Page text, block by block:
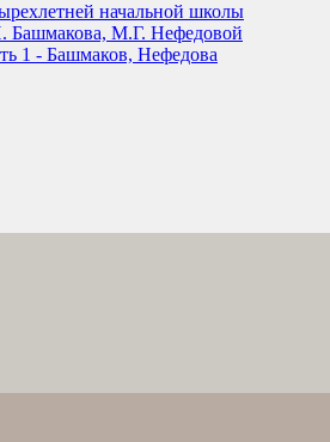
начальной школы
Башмакова, М.Г. Нефедовой
1 - Башмаков, Нефедова